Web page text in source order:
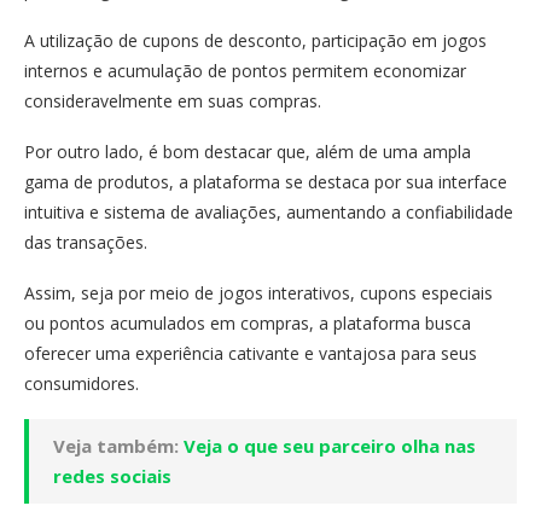
A utilização de cupons de desconto, participação em jogos
internos e acumulação de pontos permitem economizar
consideravelmente em suas compras.
Por outro lado, é bom destacar que, além de uma ampla
gama de produtos, a plataforma se destaca por sua interface
intuitiva e sistema de avaliações, aumentando a confiabilidade
das transações.
Assim, seja por meio de jogos interativos, cupons especiais
ou pontos acumulados em compras, a plataforma busca
oferecer uma experiência cativante e vantajosa para seus
consumidores.
Veja também: Veja o que seu parceiro olha nas
redes sociais